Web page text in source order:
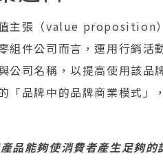
主張（value proposition
組件公司而言，運用行銷活
公司名稱，以提高使用該品
「品牌中的品牌商業模式」
能夠使消費者產生足夠的